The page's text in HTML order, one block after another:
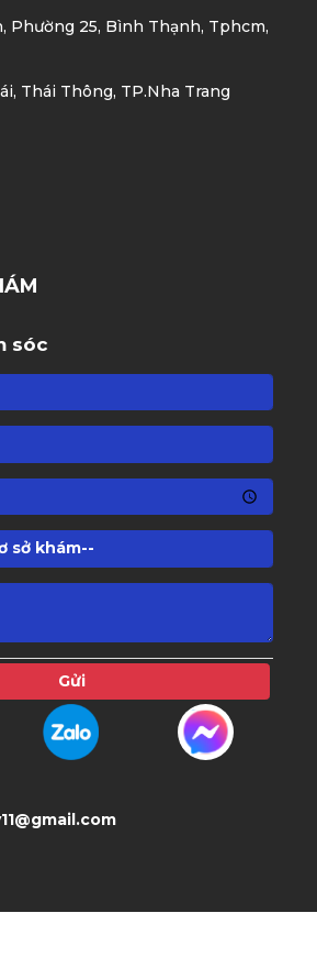
Phường 25, Bình Thạnh, Tphcm,
Thái Thông, TP.Nha Trang
sóc
Gửi